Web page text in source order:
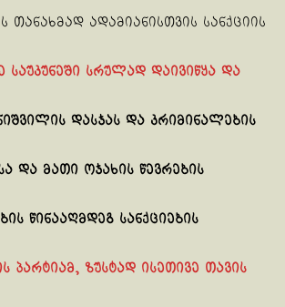
ადამიანისთვის სანქციის
სრულად დაივიწყა და
დასჯას და კრიმინალების
და მათი ოჯახის წევრების
წინააღმდეგ სანქციების
ზუსტად ისეთივე თავის